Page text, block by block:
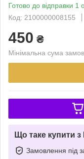
Готово до відправки 1
Код: 2100000008155
450 ₴
Мінімальна сума
Що таке купити
Замовлення під